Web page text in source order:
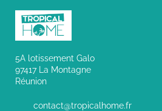
5A lotissement Galo
97417 La Montagne
Réunion
contact@tropicalhome.fr